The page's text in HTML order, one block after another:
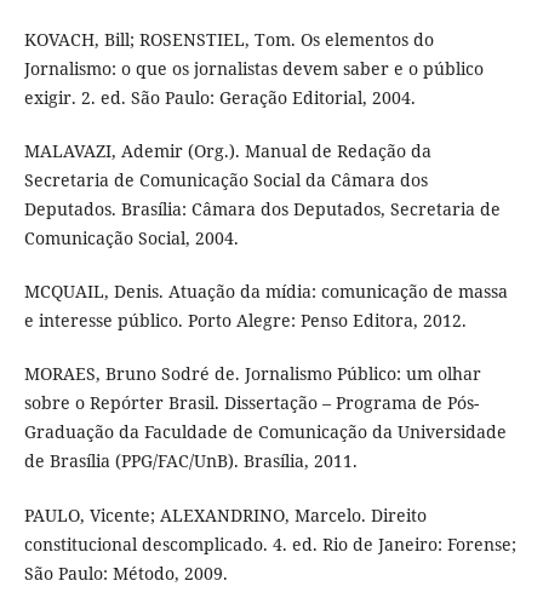
KOVACH, Bill; ROSENSTIEL, Tom. Os elementos do
Jornalismo: o que os jornalistas devem saber e o público
exigir. 2. ed. São Paulo: Geração Editorial, 2004.
MALAVAZI, Ademir (Org.). Manual de Redação da
Secretaria de Comunicação Social da Câmara dos
Deputados. Brasília: Câmara dos Deputados, Secretaria de
Comunicação Social, 2004.
MCQUAIL, Denis. Atuação da mídia: comunicação de massa
e interesse público. Porto Alegre: Penso Editora, 2012.
MORAES, Bruno Sodré de. Jornalismo Público: um olhar
sobre o Repórter Brasil. Dissertação – Programa de Pós-
Graduação da Faculdade de Comunicação da Universidade
de Brasília (PPG/FAC/UnB). Brasília, 2011.
PAULO, Vicente; ALEXANDRINO, Marcelo. Direito
constitucional descomplicado. 4. ed. Rio de Janeiro: Forense;
São Paulo: Método, 2009.